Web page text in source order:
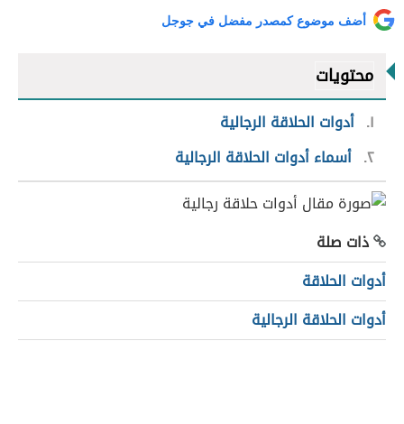
أضف موضوع كمصدر مفضل في جوجل
محتويات
١ أدوات الحلاقة الرجالية
٢ أسماء أدوات الحلاقة الرجالية
ذات صلة
أدوات الحلاقة
أدوات الحلاقة الرجالية